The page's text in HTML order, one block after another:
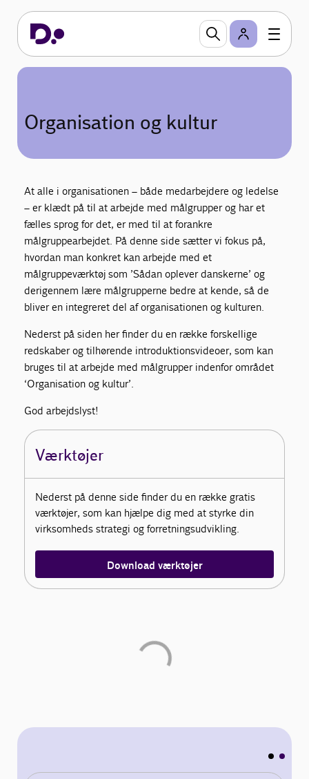
Organisation og kultur
At alle i organisationen – både medarbejdere og ledelse
– er klædt på til at arbejde med målgrupper og har et
fælles sprog for det, er med til at forankre
målgruppearbejdet. På denne side sætter vi fokus på,
hvordan man konkret kan arbejde med et
målgruppeværktøj som ’Sådan oplever danskerne’ og
derigennem lære målgrupperne bedre at kende, så de
bliver en integreret del af organisationen og kulturen.
Nederst på siden her finder du en række forskellige
redskaber og tilhørende introduktionsvideoer, som kan
bruges til at arbejde med målgrupper indenfor området
‘Organisation og kultur’.
God arbejdslyst!
Værktøjer
Nederst på denne side finder du en række gratis
værktøjer, som kan hjælpe dig med at styrke din
virksomheds strategi og forretningsudvikling.
Download værktøjer